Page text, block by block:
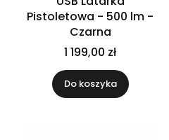
Pistoletowa - 500 lm -
Czarna
1 199,00 zł
Do koszyka